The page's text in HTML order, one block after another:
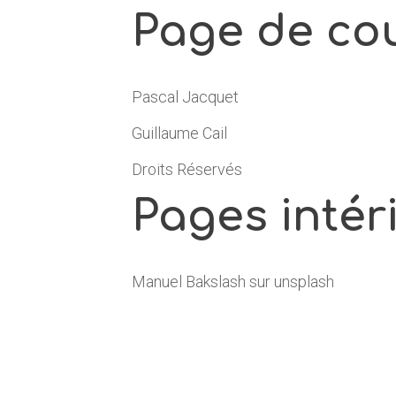
Page de
Pascal Jacquet
Guillaume Cail
Droits Réservés
Pages
Manuel Bakslash sur unsplash